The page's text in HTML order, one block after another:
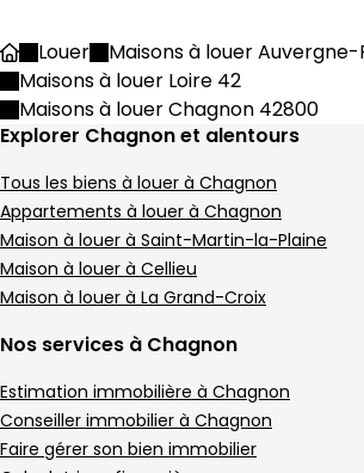
1 200 €
La Grand-Croix - 42320
Maison • 5 pièces • 130 m²
DPE :
D 3 chambres
Terrain 880 m²
121 m² 5 pièces Lorette
Aller à l'image1
Aller à l'image 2
Aller à l'image 3
Aller à l'image 4
Aller à l'image5
AccueilLouer
Maisons à louer
Maisons à louer Loire 42
Maisons à louer Chagnon 42800
Explorer Chagnon et alentours
Tous les biens à louer à Chagnon
Appartements à louer à Chagnon
Maison à louer à Saint-Martin-la-Plaine
Maison à louer à Cellieu
Maison à louer à La Grand-Croix
Nos services à Chagnon
Estimation immobilière à Chagnon
Conseiller immobilier à Chagnon
Faire gérer son bien immobilier